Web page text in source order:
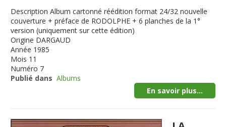
Description Album cartonné réédition format 24/32 nouvelle
couverture + préface de RODOLPHE + 6 planches de la 1°
version (uniquement sur cette édition)
Origine DARGAUD
Année 1985
Mois 11
Numéro 7
Publié dans Albums
En savoir plus...